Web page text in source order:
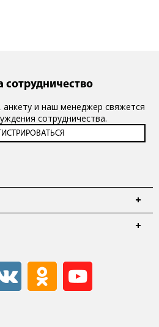
сотрудничество
и наш менеджер свяжется
сотрудничества.